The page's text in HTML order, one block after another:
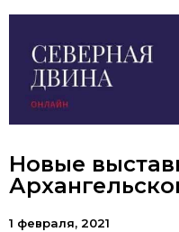
Новые
1 февраля, 2021